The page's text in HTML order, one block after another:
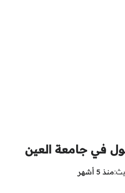
في جامعة العين
منذ 5 أشهر